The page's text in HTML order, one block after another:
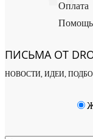
Оплата
Помощь
ПИСЬМА ОТ
НОВОСТИ, ИДЕИ,